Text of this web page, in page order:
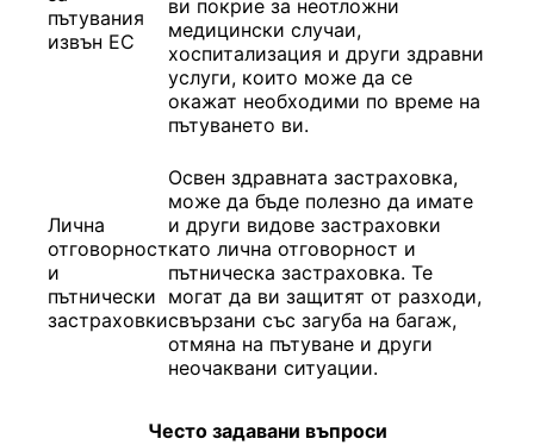
пътувания
извън ЕС
ви покрие за неотложни
медицински случаи,
хоспитализация и други здравни
услуги, които може да се
окажат необходими по време на
пътуването ви.
Лична
отговорност
и
пътнически
застраховки
Освен здравната застраховка,
може да бъде полезно да имате
и други видове застраховки
като лична отговорност и
пътническа застраховка. Те
могат да ви защитят от разходи,
свързани със загуба на багаж,
отмяна на пътуване и други
неочаквани ситуации.
Често задавани въпроси